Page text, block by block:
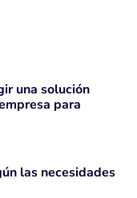
una solución
para
las necesidades